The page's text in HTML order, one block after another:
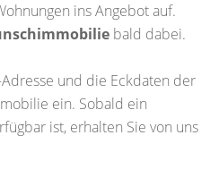
ins Angebot auf.
bald dabei.
und die Eckdaten der
ein. Sobald ein
ist, erhalten Sie von uns